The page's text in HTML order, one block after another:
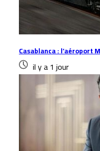
Casablanca : l’aéroport
il y a 1 jour